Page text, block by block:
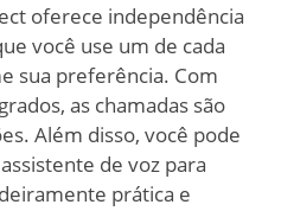
oferece independência
você use um de cada
sua preferência. Com
as chamadas são
Além disso, você pode
de voz para
prática e